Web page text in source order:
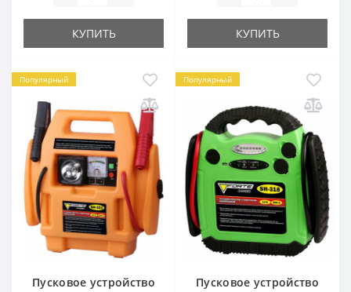
КУПИТЬ КУПИТЬ
Популярный
Пусковое устройство
Популярный
Пусковое устройство